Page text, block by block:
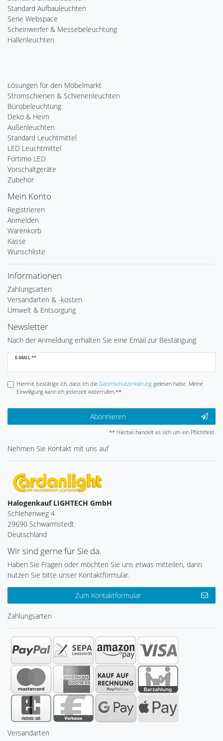
Standard Aufbauleuchten
Serie Webspace
Scheinwerfer & Messebeleuchtung
Hallenleuchten
Lösungen für den Möbelmarkt
Stromschienen & Schienenleuchten
Bürobeleuchtung
Deko & Heim
Außenleuchten
Standard Leuchtmittel
LED Leuchtmittel
Fortimo LED
Vorschaltgeräte
Zubehör
Mein Konto
Registrieren
Anmelden
Warenkorb
Kasse
Wunschliste
Informationen
Zahlungsarten
Versandarten & -kosten
Umwelt & Entsorgung
Newsletter
Nach der Anmeldung erhalten Sie eine Email zur Bestätigung
E-MAIL **
Newsletter
Hiermit bestätige ich, dass ich die Daten­schutz­erklärunggelesen habe. Meine
Einwilligung kann ich jederzeit widerrufen.**
Abonnieren
** Hierbei handelt es sich um ein Pflichtfeld.
Nehmen Sie Kontakt mit uns auf
Halogenkauf LIGHTECH GmbH
Schlehenweg 4
29690 Schwarmstedt
Deutschland
Wir sind gerne für Sie da.
Haben Sie Fragen oder möchten Sie uns etwas mitteilen, dann
nutzen Sie bitte unser Kontaktformular.
Zum Kontaktformular
Zahlungsarten
Versandarten